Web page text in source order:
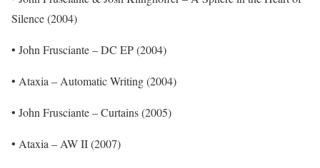
Silence (2004)
• John Frusciante – DC EP (2004)
• Ataxia – Automatic Writing (2004)
• John Frusciante – Curtains (2005)
• Ataxia – AW II (2007)